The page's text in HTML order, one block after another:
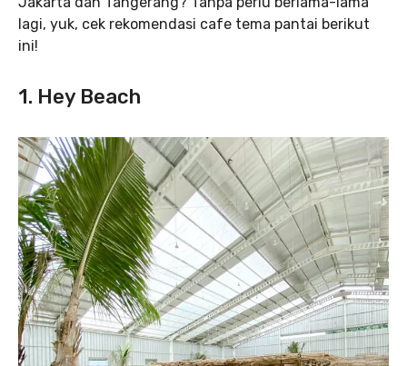
lagi, yuk, cek rekomendasi cafe tema pantai berikut
ini!
1. Hey Beach